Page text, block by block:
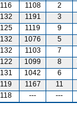
116 1108 2
132 1191 3
125 1119 9
132 1076 5
132 1103 7
122 1099 8
131 1042 6
119 1167 11
118 --- ---